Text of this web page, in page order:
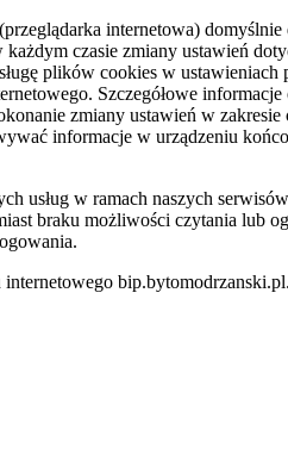
internetowa)
czasie zmiany ustawień
plików cookies w ustawieniach
Szczegółowe
zmiany ustawień w zakresie
informacje w urządzeniu
usług w ramach naszych
braku możliwości czytania lub
bip.bytomodrzanski.pl.